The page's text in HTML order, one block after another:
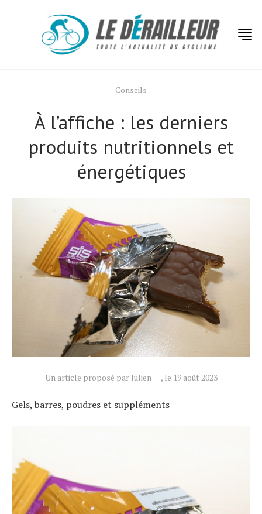
Conseils
À l’affiche : les derniers
produits nutritionnels et
énergétiques
Un article proposé par Julien , le 19 août 2023
Gels, barres, poudres et suppléments